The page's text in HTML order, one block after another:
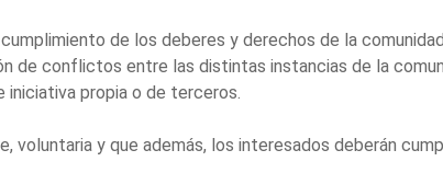
de los deberes y derechos de la
de conflictos entre las distintas instancias de la
iniciativa propia o de terceros.
voluntaria y que además, los interesados deberán